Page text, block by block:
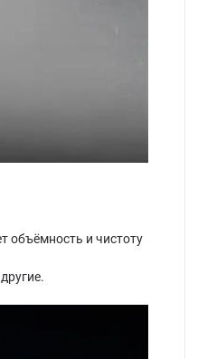
объёмность и чистоту